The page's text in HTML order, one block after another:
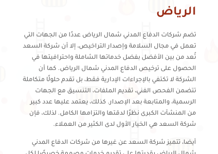
الرياض
تضم شركات الدفاع المدني شمال الرياض عددًا من الجهات التي
تعمل في مجال السلامة وإصدار التراخيص، إلا أن شركة السعد
تُعد من بين الأفضل بفضل خدماتها الشاملة واحترافيتها في
الحصول على ترخيص الدفاع المدني شمال الرياض. كما أن
الشركة لا تكتفي بالإجراءات الإدارية فقط، بل تقدم حلولًا متكاملة
تتضمن الفحص الفني، تقديم الملفات، التنسيق مع الجهات
الرسمية، والمتابعة بعد الإصدار. كذلك، يعتمد عليها عدد كبير
من المنشآت الكبرى نظرًا لدقتها والتزامها الكامل. لذلك، فإن
شركة السعد هي الخيار الأول لدى الكثير من العملاء.
أيضا، تتميز شركة السعد عن غيرها من شركات الدفاع المدني